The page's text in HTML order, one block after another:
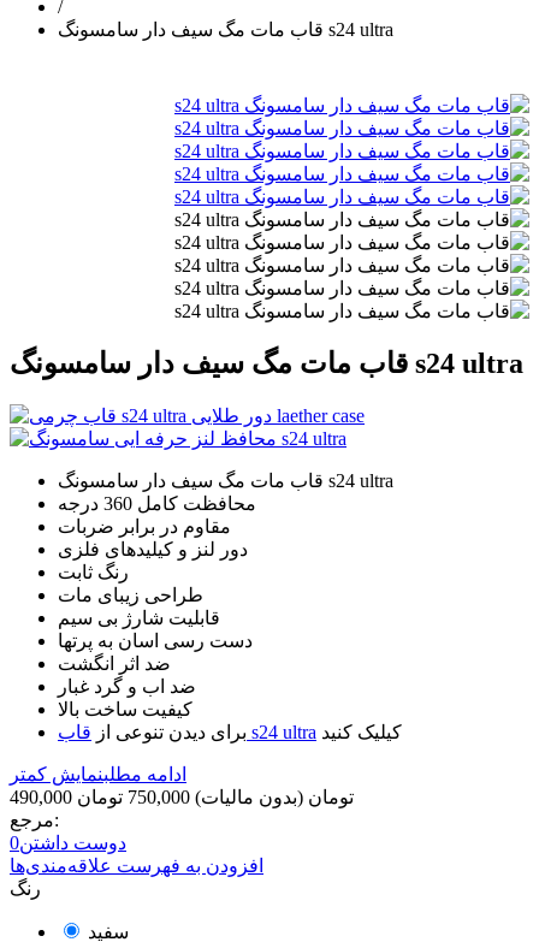
/
قاب مات مگ سیف دار سامسونگ s24 ultra
قاب مات مگ سیف دار سامسونگ s24 ultra
قاب مات مگ سیف دار سامسونگ s24 ultra
محافظت کامل 360 درجه
مقاوم در برابر ضربات
دور لنز و کیلیدهای فلزی
رنگ ثابت
طراحی زیبای مات
قابلیت شارژ بی سیم
دست رسی اسان به پرتها
ضد اثر انگشت
ضد اب و گرد غبار
کیفیت ساخت بالا
برای دیدن تنوعی از قاب s24 ultra کیلیک کنید
ادامه مطلبنمایش کمتر
490,000 تومان (بدون مالیات) 750,000 تومان
مرجع:
دوست داشتن0
افزودن به فهرست علاقه‌مندی‌ها
رنگ
سفید